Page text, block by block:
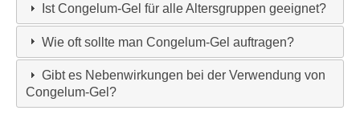
Ist Congelum-Gel für alle Altersgruppen geeignet?
Wie oft sollte man Congelum-Gel auftragen?
Gibt es Nebenwirkungen bei der Verwendung von
Congelum-Gel?